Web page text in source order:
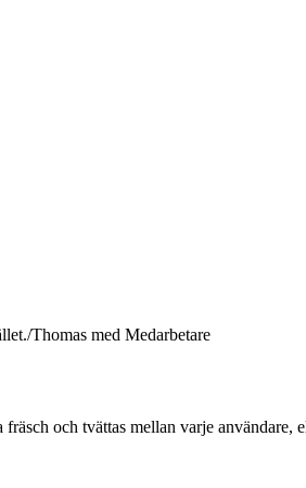
Thomas med Medarbetare
och tvättas mellan varje